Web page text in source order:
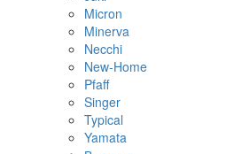
Micron
Minerva
Necchi
New-Home
Pfaff
Singer
Typical
Yamata